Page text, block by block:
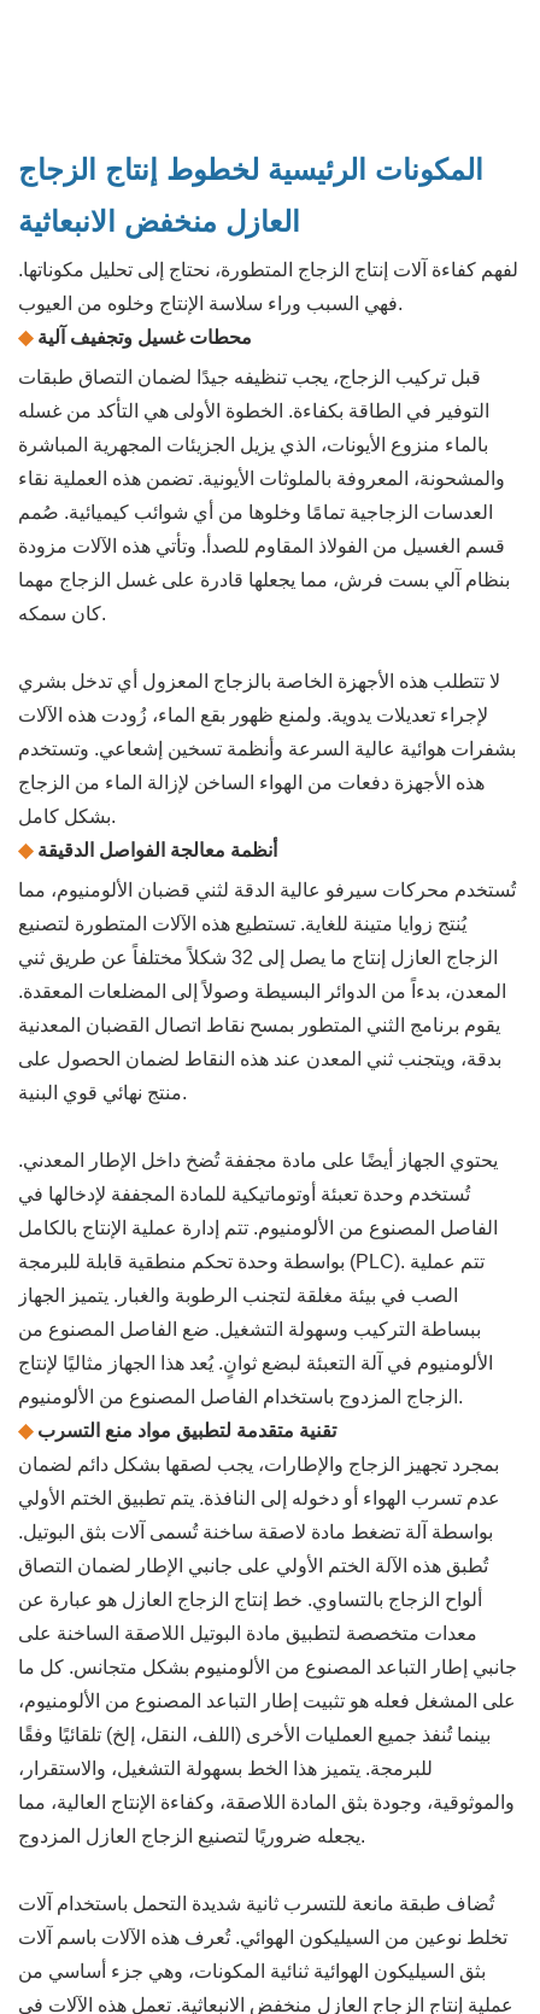
المكونات الرئيسية لخطوط إنتاج الزجاج
العازل منخفض الانبعاثية
لفهم كفاءة آلات إنتاج الزجاج المتطورة، نحتاج إلى تحليل مكوناتها.
فهي السبب وراء سلاسة الإنتاج وخلوه من العيوب.
◆ محطات غسيل وتجفيف آلية
قبل تركيب الزجاج، يجب تنظيفه جيدًا لضمان التصاق طبقات
التوفير في الطاقة بكفاءة. الخطوة الأولى هي التأكد من غسله
بالماء منزوع الأيونات، الذي يزيل الجزيئات المجهرية المباشرة
والمشحونة، المعروفة بالملوثات الأيونية. تضمن هذه العملية نقاء
العدسات الزجاجية تمامًا وخلوها من أي شوائب كيميائية. صُمم
قسم الغسيل من الفولاذ المقاوم للصدأ. وتأتي هذه الآلات مزودة
بنظام آلي بست فرش، مما يجعلها قادرة على غسل الزجاج مهما
كان سمكه.
لا تتطلب هذه الأجهزة الخاصة بالزجاج المعزول أي تدخل بشري
لإجراء تعديلات يدوية. ولمنع ظهور بقع الماء، زُودت هذه الآلات
بشفرات هوائية عالية السرعة وأنظمة تسخين إشعاعي. وتستخدم
هذه الأجهزة دفعات من الهواء الساخن لإزالة الماء من الزجاج
بشكل كامل.
◆ أنظمة معالجة الفواصل الدقيقة
تُستخدم محركات سيرفو عالية الدقة لثني قضبان الألومنيوم، مما
يُنتج زوايا متينة للغاية. تستطيع هذه الآلات المتطورة لتصنيع
الزجاج العازل إنتاج ما يصل إلى 32 شكلاً مختلفاً عن طريق ثني
المعدن، بدءاً من الدوائر البسيطة وصولاً إلى المضلعات المعقدة.
يقوم برنامج الثني المتطور بمسح نقاط اتصال القضبان المعدنية
بدقة، ويتجنب ثني المعدن عند هذه النقاط لضمان الحصول على
منتج نهائي قوي البنية.
يحتوي الجهاز أيضًا على مادة مجففة تُضخ داخل الإطار المعدني.
تُستخدم وحدة تعبئة أوتوماتيكية للمادة المجففة لإدخالها في
الفاصل المصنوع من الألومنيوم. تتم إدارة عملية الإنتاج بالكامل
بواسطة وحدة تحكم منطقية قابلة للبرمجة (PLC). تتم عملية
الصب في بيئة مغلقة لتجنب الرطوبة والغبار. يتميز الجهاز
ببساطة التركيب وسهولة التشغيل. ضع الفاصل المصنوع من
الألومنيوم في آلة التعبئة لبضع ثوانٍ. يُعد هذا الجهاز مثاليًا لإنتاج
الزجاج المزدوج باستخدام الفاصل المصنوع من الألومنيوم.
◆ تقنية متقدمة لتطبيق مواد منع التسرب
بمجرد تجهيز الزجاج والإطارات، يجب لصقها بشكل دائم لضمان
عدم تسرب الهواء أو دخوله إلى النافذة. يتم تطبيق الختم الأولي
بواسطة آلة تضغط مادة لاصقة ساخنة تُسمى آلات بثق البوتيل.
تُطبق هذه الآلة الختم الأولي على جانبي الإطار لضمان التصاق
ألواح الزجاج بالتساوي. خط إنتاج الزجاج العازل هو عبارة عن
معدات متخصصة لتطبيق مادة البوتيل اللاصقة الساخنة على
جانبي إطار التباعد المصنوع من الألومنيوم بشكل متجانس. كل ما
على المشغل فعله هو تثبيت إطار التباعد المصنوع من الألومنيوم،
بينما تُنفذ جميع العمليات الأخرى (اللف، النقل، إلخ) تلقائيًا وفقًا
للبرمجة. يتميز هذا الخط بسهولة التشغيل، والاستقرار،
والموثوقية، وجودة بثق المادة اللاصقة، وكفاءة الإنتاج العالية، مما
يجعله ضروريًا لتصنيع الزجاج العازل المزدوج.
تُضاف طبقة مانعة للتسرب ثانية شديدة التحمل باستخدام آلات
تخلط نوعين من السيليكون الهوائي. تُعرف هذه الآلات باسم آلات
بثق السيليكون الهوائية ثنائية المكونات، وهي جزء أساسي من
عملية إنتاج الزجاج العازل منخفض الانبعاثية. تعمل هذه الآلات في